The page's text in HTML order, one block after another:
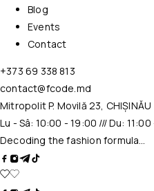
Blog
Events
Contact
+373 69 338 813
contact@fcode.md
Mitropolit P. Movilă 23, CHIȘINĂU
Lu - Sâ: 10:00 - 19:00 /// Du:
Decoding the fashion formula…